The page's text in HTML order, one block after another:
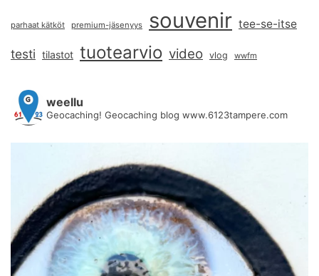
parhaat kätköt premium-jäsenyys souvenir tee-se-itse
testi tilastot tuotearvio video vlog wwfm
weellu
Geocaching! Geocaching blog www.6123tampere.com